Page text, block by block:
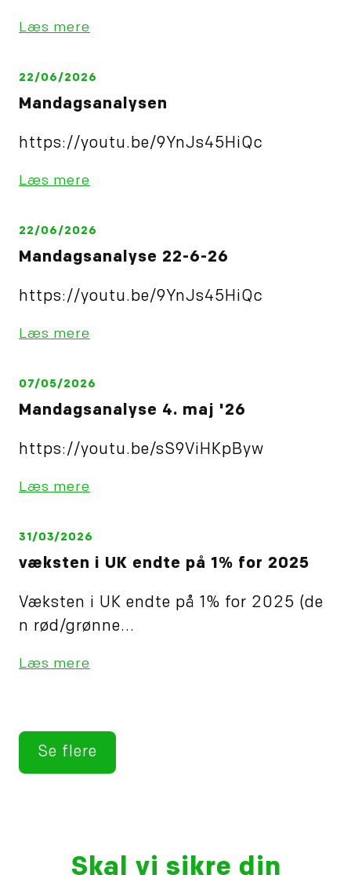
Læs mere
22/06/2026
Mandagsanalysen
https://youtu.be/9YnJs45HiQc
Læs mere
22/06/2026
Mandagsanalyse 22-6-26
https://youtu.be/9YnJs45HiQc
Læs mere
07/05/2026
Mandagsanalyse 4. maj '26
https://youtu.be/sS9ViHKpByw
Læs mere
31/03/2026
væksten i UK endte på 1% for 2025
Væksten i UK endte på 1% for 2025 (de
n rød/grønne...
Læs mere
Se flere
Skal vi sikre din